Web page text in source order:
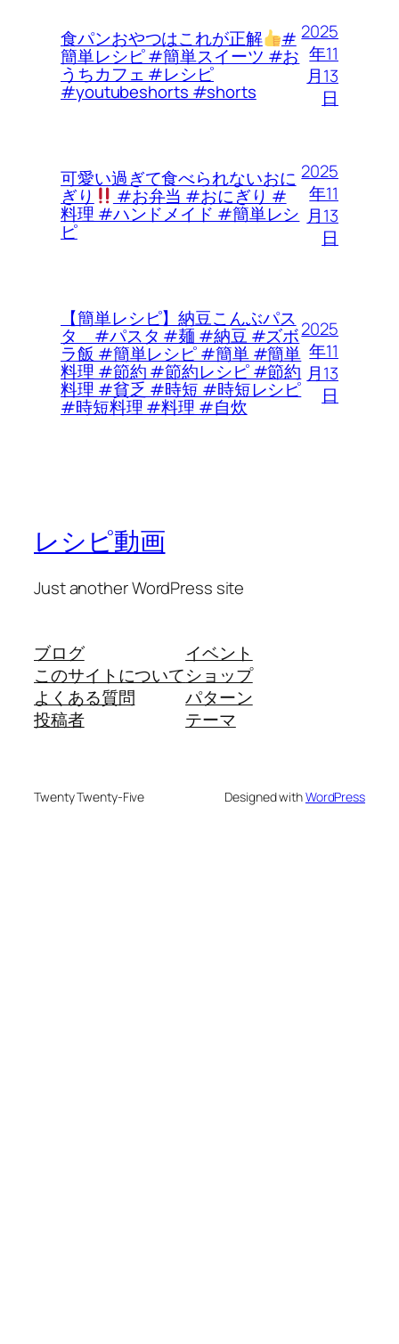
食パンおやつはこれが正解 #
簡単レシピ #簡単スイーツ #お
うちカフェ #レシピ
#youtubeshorts #shorts
2025
年11
月13
日
可愛い過ぎて食べられないおに
ぎり #お弁当 #おにぎり #
料理 #ハンドメイド #簡単レシ
ピ
2025
年11
月13
日
【簡単レシピ】納豆こんぶパス
タ #パスタ #麺 #納豆 #ズボ
ラ飯 #簡単レシピ #簡単 #簡単
料理 #節約 #節約レシピ #節約
料理 #貧乏 #時短 #時短レシピ
#時短料理 #料理 #自炊
2025
年11
月13
日
レシピ動画
Just another WordPress site
ブログ
このサイトについて
よくある質問
投稿者
イベント
ショップ
パターン
テーマ
Twenty Twenty-Five Designed withWordPress